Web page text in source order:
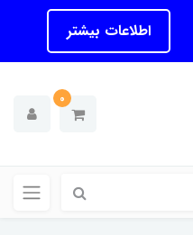
اطلاعات بیشتر
0